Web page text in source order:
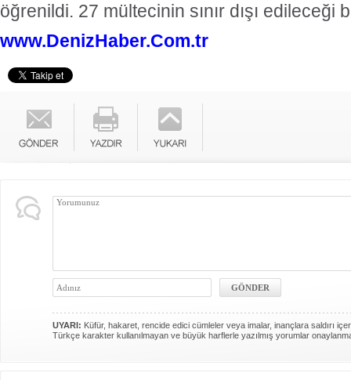
öğrenildi. 27 mültecinin sınır dışı edileceği
www.DenizHaber.Com.tr
UYARI: Küfür, hakaret, rencide edici cümleler veya imalar, inançlara saldırı
Türkçe karakter kullanılmayan ve büyük harflerle yazılmış yorumlar